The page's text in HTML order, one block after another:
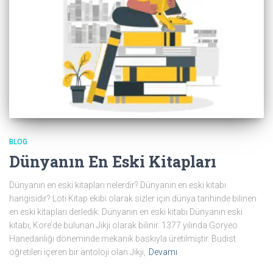
BLOG
Dünyanın En Eski Kitapları
Dünyanın en eski kitapları nelerdir? Dünyanın en eski kitabı
hangisidir? Loti Kitap ekibi olarak sizler için dünya tarihinde bilinen
en eski kitapları derledik. Dünyanın en eski kitabı Dünyanın eski
kitabı, Kore’de bulunan Jikji olarak bilinir. 1377 yılında Goryeo
Hanedanlığı döneminde mekanik baskıyla üretilmiştir. Budist
öğretileri içeren bir antoloji olan Jikji, Devamı